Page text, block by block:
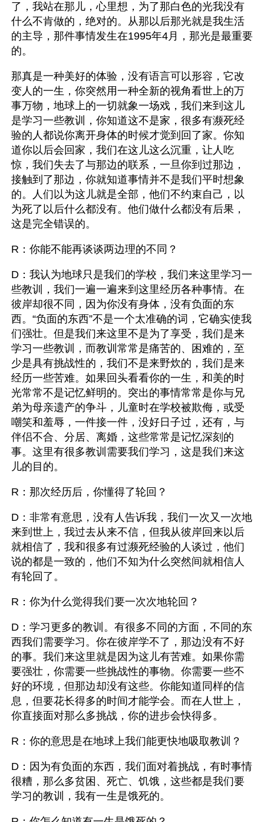
了，我站在那儿，心里想，为了那白色的光我没有
什么不肯做的，绝对的。从那以后那光就是我生活
的主导，那件事情发生在1995年4月，那光是最重要
的。
那真是一种美好的体验，没有语言可以形容，它改
变人的一生，你突然用一种全新的视角看世上的万
事万物，地球上的一切就象一场戏，我们来到这儿
是学习一些教训，你知道这不是家，很多有濒死经
验的人都说你离开身体的时候才觉到回了家。你知
道你以后会回家，我们在这儿这么沉重，让人吃
惊，我们失去了与那边的联系，一旦你到过那边，
接触到了那边，你就知道事情并不是我们平时想象
的。人们以为这儿就是全部，他们不约束自己，以
为死了以后什么都没有。他们做什么都没有后果，
这是完全错误的。
R：你能不能再谈谈两边理的不同？
D：我认为地球只是我们的学校，我们来这里学习一
些教训，我们一遍一遍来到这里经历各种事情。在
彼岸却很不同，因为你没有身体，没有负面的东
西。“负面的东西”不是一个太准确的词，它确实使我
们强壮。但是我们来这里不是为了享受，我们是来
学习一些教训，而教训常常是痛苦的、困难的，至
少是具有挑战性的，我们不是来野炊的，我们是来
经历一些苦难。如果回头看看你的一生，和美的时
光常常不是记忆鲜明的。突出的事情常常是你与兄
弟为母亲遗产的争斗，儿童时在学校被欺侮，或受
嘲笑和羞辱，一件接一件，没好日子过，还有，与
伴侣不合、分居、离婚，这些常常是记忆深刻的
事。这里有很多教训需要我们学习，这是我们来这
儿的目的。
R：那次经历后，你懂得了轮回？
D：非常有意思，没有人告诉我，我们一次又一次地
来到世上，我过去从来不信，但我从彼岸回来以后
就相信了，我和很多有过濒死经验的人谈过，他们
说的都是一致的，他们不知为什么突然间就相信人
有轮回了。
R：你为什么觉得我们要一次次地轮回？
D：学习更多的教训。有很多不同的方面，不同的东
西我们需要学习。你在彼岸学不了，那边没有不好
的事。我们来这里就是因为这儿有苦难。如果你需
要强壮，你需要一些挑战性的事物。你需要一些不
好的环境，但那边却没有这些。你能知道同样的信
息，但要花长得多的时间才能学会。而在人世上，
你直接面对那么多挑战，你的进步会快得多。
R：你的意思是在地球上我们能更快地吸取教训？
D：因为有负面的东西，我们面对着挑战，有时事情
很糟，那么多贫困、死亡、饥饿，这些都是我们要
学习的教训，我有一生是饿死的。